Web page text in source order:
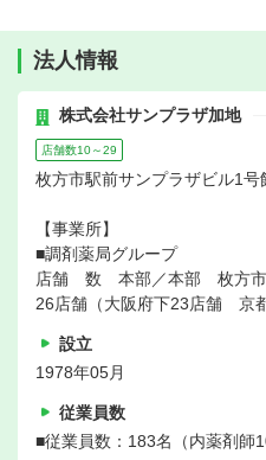
法人情報
株式会社サンプラザ加地
店舗数10～29
枚方市駅前サンプラザビル1号
【事業所】
■調剤薬局グループ
店舗 数 本部／本部 枚方市
26店舗（大阪府下23店舗 京
設立
1978年05月
従業員数
■従業員数：183名（内薬剤師